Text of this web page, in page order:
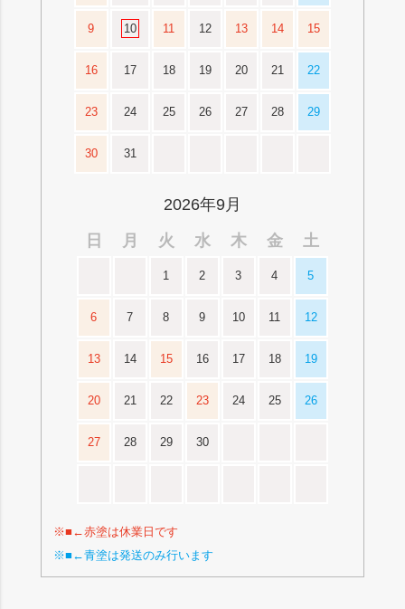
9 10 11 12 13 14 15
16 17 18 19 20 21 22
23 24 25 26 27 28 29
30 31
2026年9月
日
月 火 水 木 金 土
1 2 3 4 5
6 7 8 9 10 11 12
13 14 15 16 17 18 19
20 21 22 23 24 25 26
27 28 29 30
※■←赤塗は休業日です
※■←青塗は発送のみ行います